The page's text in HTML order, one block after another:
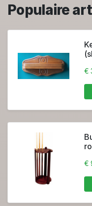
Populaire
€
€